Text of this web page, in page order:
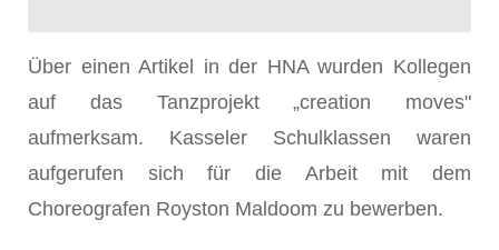
Über einen Artikel in der HNA wurden Kollegen
auf das Tanzprojekt „creation moves"
aufmerksam. Kasseler Schulklassen waren
aufgerufen sich für die Arbeit mit dem
Choreografen Royston Maldoom zu bewerben.